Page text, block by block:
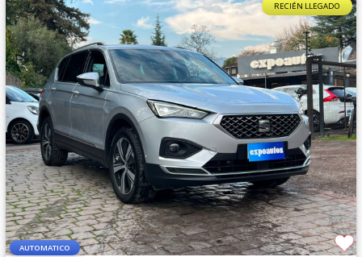
RECIÉN LLEGADO
AUTOMATICO